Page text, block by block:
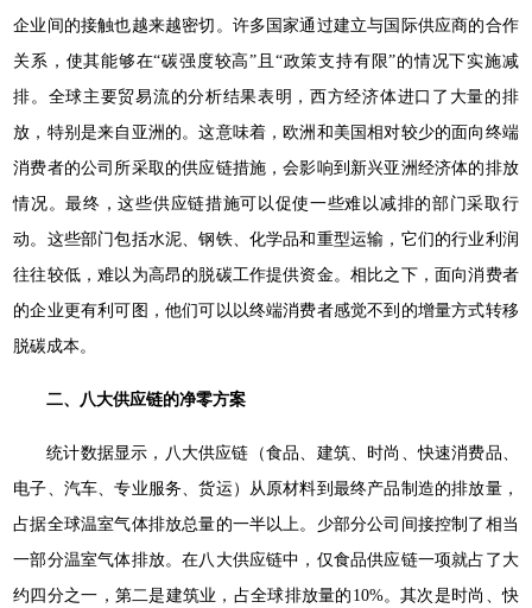
企业间的接触也越来越密切。许多国家通过建立与国际供应商的合作
关系，使其能够在“碳强度较高”且“政策支持有限”的情况下实施减
排。全球主要贸易流的分析结果表明，西方经济体进口了大量的排
放，特别是来自亚洲的。这意味着，欧洲和美国相对较少的面向终端
消费者的公司所采取的供应链措施，会影响到新兴亚洲经济体的排放
情况。最终，这些供应链措施可以促使一些难以减排的部门采取行
动。这些部门包括水泥、钢铁、化学品和重型运输，它们的行业利润
往往较低，难以为高昂的脱碳工作提供资金。相比之下，面向消费者
的企业更有利可图，他们可以以终端消费者感觉不到的增量方式转移
脱碳成本。
二、八大供应链的净零方案
统计数据显示，八大供应链（食品、建筑、时尚、快速消费品、
电子、汽车、专业服务、货运）从原材料到最终产品制造的排放量，
占据全球温室气体排放总量的一半以上。少部分公司间接控制了相当
一部分温室气体排放。在八大供应链中，仅食品供应链一项就占了大
约四分之一，第二是建筑业，占全球排放量的10%。其次是时尚、快